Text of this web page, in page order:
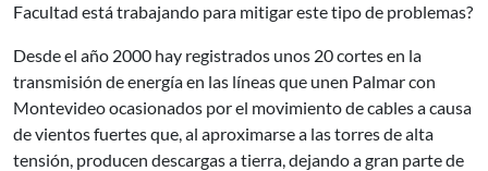
Facultad está trabajando para mitigar este tipo de problemas?
Desde el año 2000 hay registrados unos 20 cortes en la
transmisión de energía en las líneas que unen Palmar con
Montevideo ocasionados por el movimiento de cables a causa
de vientos fuertes que, al aproximarse a las torres de alta
tensión, producen descargas a tierra, dejando a gran parte de